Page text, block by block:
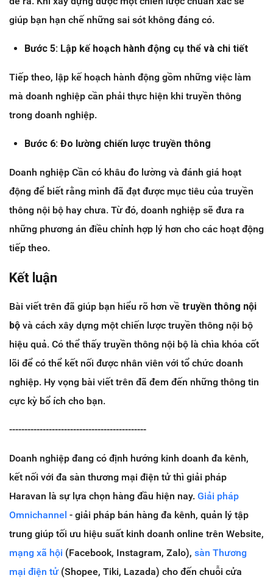
giúp bạn hạn chế những sai sót không đáng có.
Bước 5: Lập kế hoạch hành động cụ thể và chi tiết
Tiếp theo, lập kế hoạch hành động gồm những việc làm
mà doanh nghiệp cần phải thực hiện khi truyền thông
trong doanh nghiệp.
Bước 6: Đo lường chiến lược truyền thông
Doanh nghiệp Cần có khâu đo lường và đánh giá hoạt
động để biết rằng mình đã đạt được mục tiêu của truyền
thông nội bộ hay chưa. Từ đó, doanh nghiệp sẽ đưa ra
những phương án điều chỉnh hợp lý hơn cho các hoạt động
tiếp theo.
Kết luận
Bài viết trên đã giúp bạn hiểu rõ hơn về truyền thông nội
bộ và cách xây dựng một chiến lược truyền thông nội bộ
hiệu quả. Có thể thấy truyền thông nội bộ là chìa khóa cốt
lõi để có thể kết nối được nhân viên với tổ chức doanh
nghiệp. Hy vọng bài viết trên đã đem đến những thông tin
cực kỳ bổ ích cho bạn.
---------------------------------------------
Doanh nghiệp đang có định hướng kinh doanh đa kênh,
kết nối với đa sàn thương mại điện tử thì giải pháp
Haravan là sự lựa chọn hàng đầu hiện nay. Giải pháp
Omnichannel - giải pháp bán hàng đa kênh, quản lý tập
trung giúp tối ưu hiệu suất kinh doanh online trên Website,
mạng xã hội (Facebook, Instagram, Zalo), sàn Thương
mại điện tử(Shopee, Tiki, Lazada) cho đến chuỗi cửa